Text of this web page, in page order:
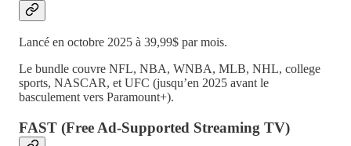
Lancé en octobre 2025 à 39,99$ par mois.
Le bundle couvre NFL, NBA, WNBA, MLB, NHL, college
sports, NASCAR, et UFC (jusqu’en 2025 avant le
basculement vers Paramount+).
FAST (Free Ad-Supported Streaming TV)